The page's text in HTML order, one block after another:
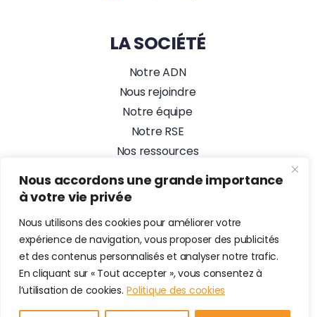
Nous accordons une grande importance
à votre vie privée
Nous utilisons des cookies pour améliorer votre
expérience de navigation, vous proposer des publicités
et des contenus personnalisés et analyser notre trafic.
En cliquant sur « Tout accepter », vous consentez à
l’utilisation de cookies. Politique des cookies
LA SOCIÉTÉ
Notre ADN
Nous rejoindre
Notre équipe
Notre RSE
Nos ressources
Alez PC, Agence Web
NOUS SUIVRE
© 2026 • Alez PC Prestataire en maintenance informatique &
Cybersécurité • Tous droits Réservés •
•Site Web développé par Alez PC, Agence Web•Login Rapport